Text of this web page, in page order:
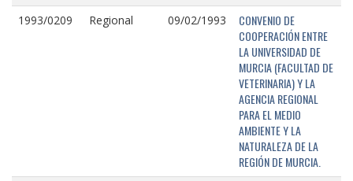
1993/0209 Regional 09/02/1993
CONVENIO DE
COOPERACIÓN ENTRE
LA UNIVERSIDAD DE
MURCIA (FACULTAD DE
VETERINARIA) Y LA
AGENCIA REGIONAL
PARA EL MEDIO
AMBIENTE Y LA
NATURALEZA DE LA
REGIÓN DE MURCIA.